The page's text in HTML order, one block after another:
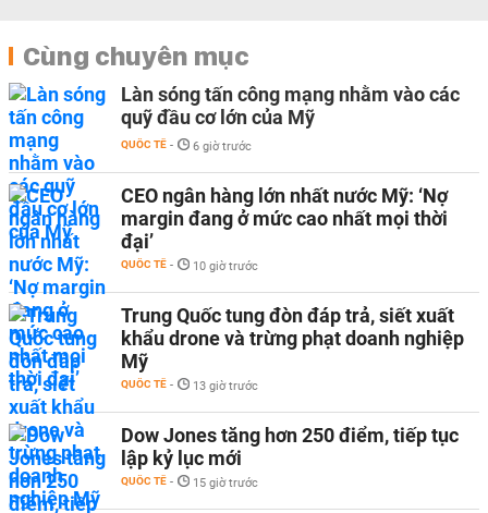
Cùng chuyên mục
Làn sóng tấn công mạng nhằm vào các
quỹ đầu cơ lớn của Mỹ
QUỐC TẾ - 6 giờ trước
CEO ngân hàng lớn nhất nước Mỹ: ‘Nợ
margin đang ở mức cao nhất mọi thời
đại’
QUỐC TẾ - 10 giờ trước
Trung Quốc tung đòn đáp trả, siết xuất
khẩu drone và trừng phạt doanh nghiệp
Mỹ
QUỐC TẾ - 13 giờ trước
Dow Jones tăng hơn 250 điểm, tiếp tục
lập kỷ lục mới
QUỐC TẾ - 15 giờ trước